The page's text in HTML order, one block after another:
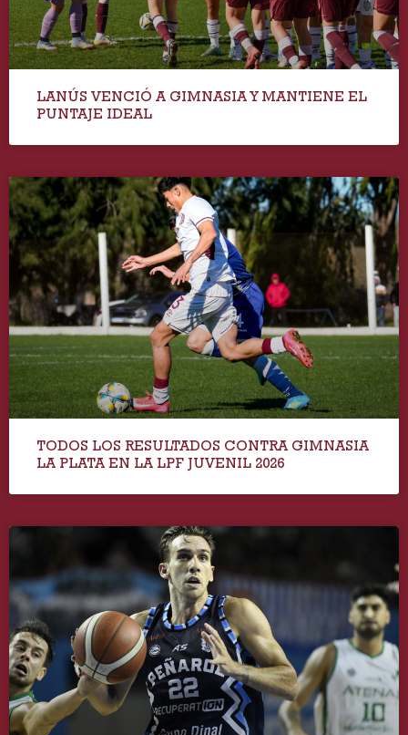
LANÚS VENCIÓ A GIMNASIA Y MANTIENE EL
PUNTAJE IDEAL
TODOS LOS RESULTADOS CONTRA GIMNASIA
LA PLATA EN LA LPF JUVENIL 2026